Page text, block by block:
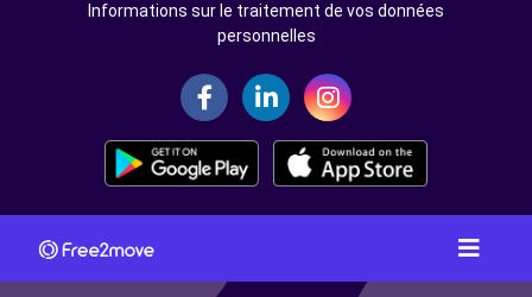
Informations sur le traitement de vos données
personnelles